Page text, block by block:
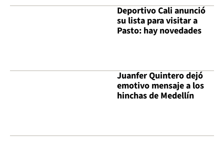
Deportivo Cali anunció
su lista para visitar a
Pasto: hay novedades
Juanfer Quintero dejó
emotivo mensaje a los
hinchas de Medellín